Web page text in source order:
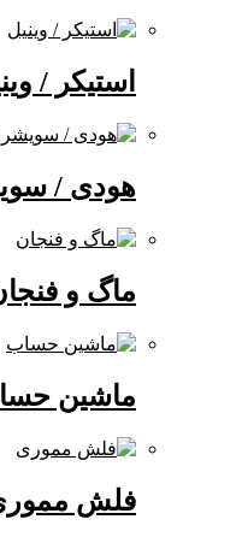
استیکر / وینیل
هودی / سویشرت
ماگ و فنجان
ماشین حساب
فلش مموری